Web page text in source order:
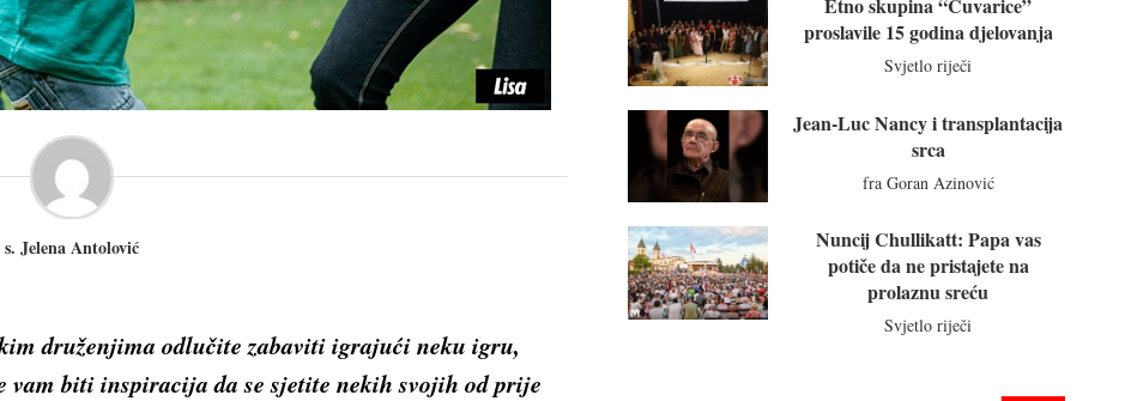
s. Jelena Antolović
druženjima odlučite zabaviti igrajući neku igru,
vam biti inspiracija da se sjetite nekih svojih od prije
proslavile 15 godina djelovanja
Svjetlo riječi
Jean-Luc Nancy i transplantacija
srca
fra Goran Azinović
Nuncij Chullikatt: Papa vas
potiče da ne pristajete na
prolaznu sreću
Svjetlo riječi